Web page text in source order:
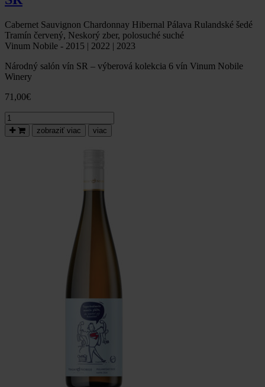
Cabernet Sauvignon Chardonnay Hibernal Pálava Rulandské šedé
Tramín červený, Neskorý zber, polosuché suché
Vinum Nobile - 2015 | 2022 | 2023
Národný salón vín SR – výberová kolekcia 6 vín Vinum Nobile
Winery
71,00€
množstvo
Degustačný
výber
zobraziť viac viac